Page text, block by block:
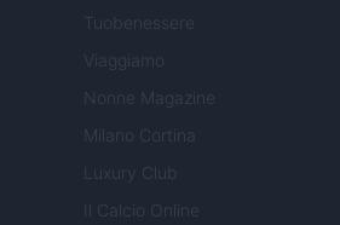
Tuobenessere
Viaggiamo
Nonne Magazine
Milano Cortina
Luxury Club
Il Calcio Online